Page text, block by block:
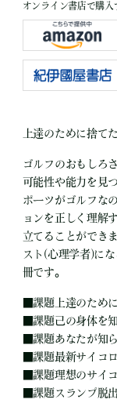
オンライン書店で購入
上達のために捨て
ゴルフのおもしろ
可能性や能力を見
ポーツがゴルフな
ョンを正しく理解
立てることができ
スト(心理学者)に
冊です。
■課題上達のため
■課題己の身体を
■課題あなたが知
■課題最新サイコ
■課題理想のサイ
■課題スランプ脱